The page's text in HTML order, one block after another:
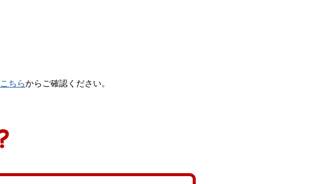
こちらからご確認ください。